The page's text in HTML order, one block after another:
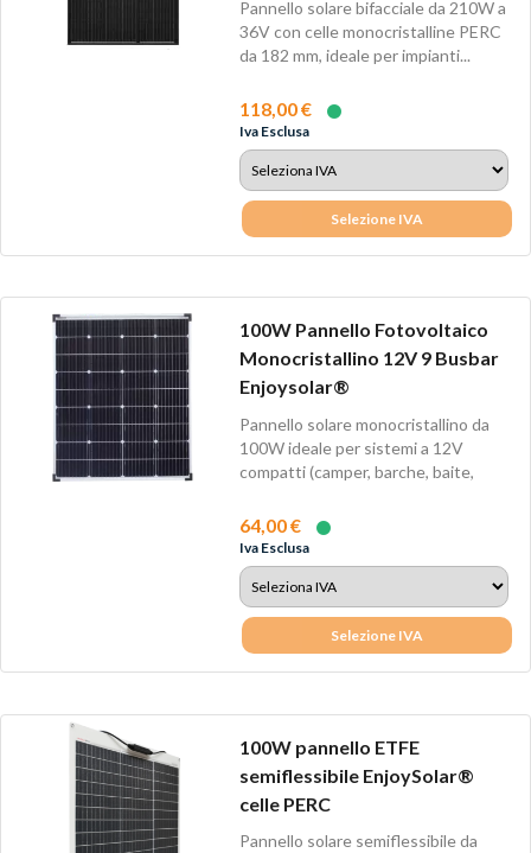
Pannello solare bifacciale da 210W a
36V con celle monocristalline PERC
da 182 mm, ideale per impianti...
118,00 €
Iva Esclusa
Selezione IVA
100W Pannello Fotovoltaico
Monocristallino 12V 9 Busbar
Enjoysolar®
Pannello solare monocristallino da
100W ideale per sistemi a 12V
compatti (camper, barche, baite,
64,00 €
Iva Esclusa
Selezione IVA
100W pannello ETFE
semiflessibile EnjoySolar®
celle PERC
Pannello solare semiflessibile da